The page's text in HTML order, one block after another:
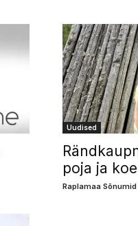
Uudised
poja ja
Raplamaa Sõnumid